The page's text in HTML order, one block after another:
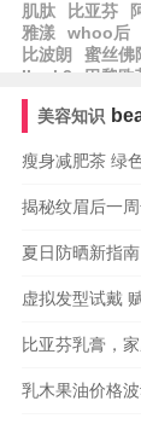
肌肽
比亚芬
雅漾
whoo后
比波朗
蜜丝佛
II
sk2 巴黎欧
美妆
珀妮
伊丽莎白
美容知识
瘦身减肥茶 绿
揭秘纹眉后一
夏日防晒新指
虚拟发型试戴
比亚芬乳膏，
乳木果油价格